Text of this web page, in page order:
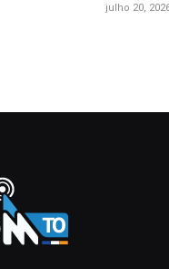
julho 20,